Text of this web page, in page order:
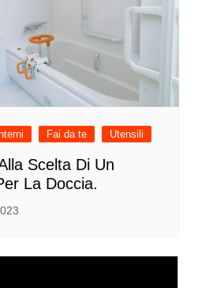
Fai da te Utensili
Scelta Di Un
La Doccia.